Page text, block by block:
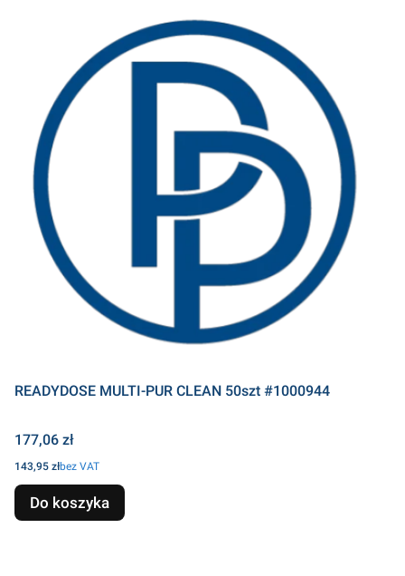
READYDOSE MULTI-PUR CLEAN 50szt #1000944
Cena
177,06 zł
Cena
143,95 złbez VAT
Do koszyka